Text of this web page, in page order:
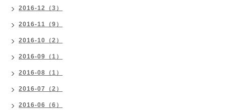
2016-12（3）
2016-11（9）
2016-10（2）
2016-09（1）
2016-08（1）
2016-07（2）
2016-06（6）